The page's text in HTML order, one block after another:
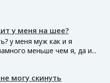
у меня на шее?
у меня муж как и я
меньше чем я, да и...
могу скинуть